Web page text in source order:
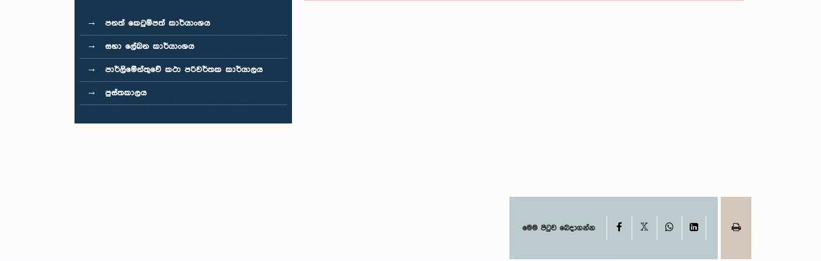
පනත් කෙටුම්පත් කාර්යාංශය
සභා ලේඛන කාර්යාංශය
පාර්ලිමේන්තුවේ කථා පරිවර්තක කාර්යාලය
පුස්තකාලය
මෙම පිටුව බෙදාගන්න Facebook WhatsAppLinkedIn